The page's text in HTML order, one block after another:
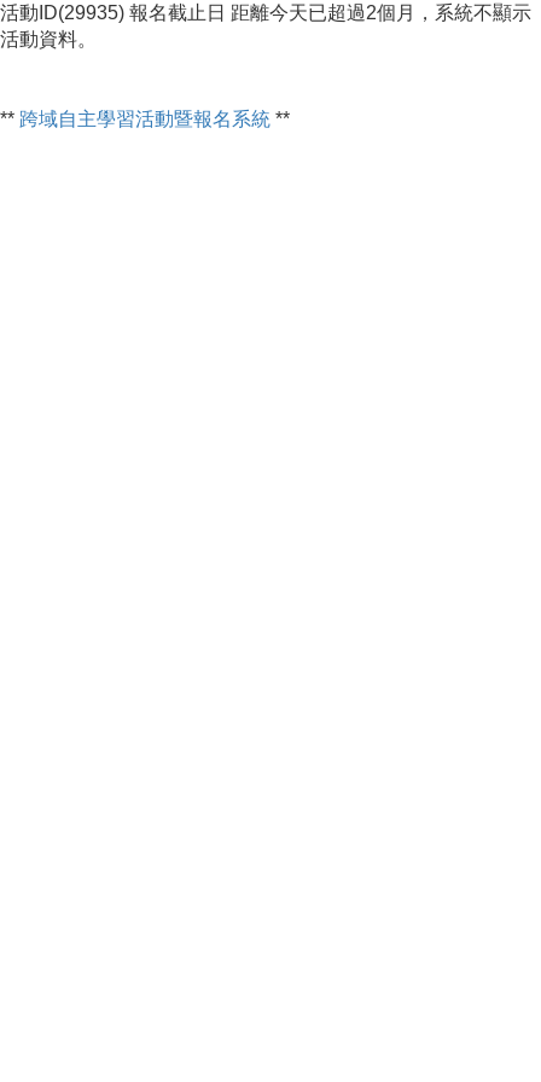
活動ID(29935) 報名截止日 距離今天已超過2個月，系統不顯示
活動資料。
** 跨域自主學習活動暨報名系統 **